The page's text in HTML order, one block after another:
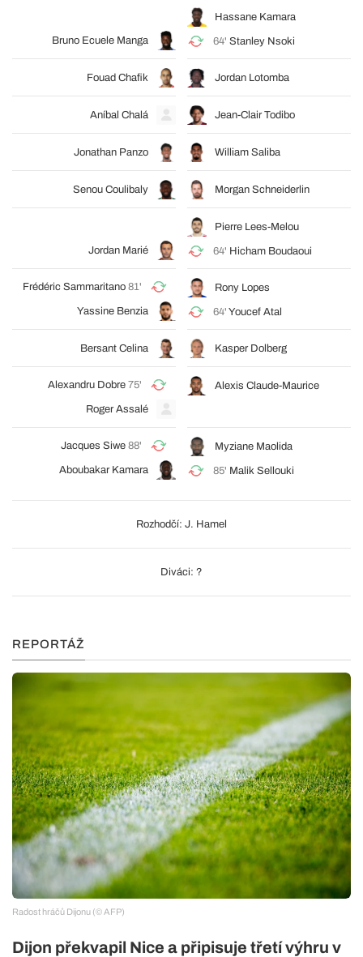
Bruno Ecuele Manga
Hassane Kamara
64' Stanley Nsoki
Fouad Chafik Jordan Lotomba
Aníbal Chalá Jean-Clair Todibo
Jonathan Panzo William Saliba
Senou Coulibaly Morgan Schneiderlin
Jordan Marié
Pierre Lees-Melou
64' Hicham Boudaoui
Frédéric Sammaritano 81'
Yassine Benzia
Rony Lopes
64' Youcef Atal
Bersant Celina Kasper Dolberg
Alexandru Dobre 75'
Roger Assalé
Alexis Claude-Maurice
Jacques Siwe 88'
Aboubakar Kamara
Myziane Maolida
85' Malik Sellouki
Rozhodčí: J. Hamel
Diváci: ?
REPORTÁŽ
Radost hráčů Dijonu (© AFP)
Dijon překvapil Nice a připisuje třetí výhru v